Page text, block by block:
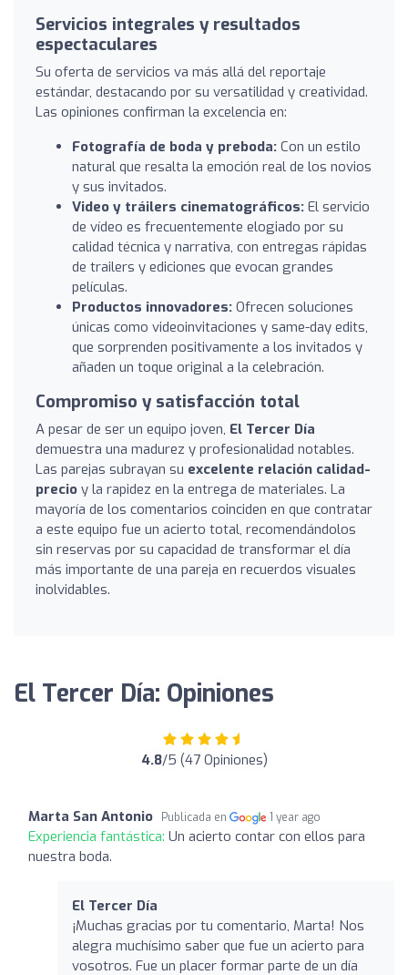
Servicios integrales y resultados
espectaculares
Su oferta de servicios va más allá del reportaje
estándar, destacando por su versatilidad y creatividad.
Las opiniones confirman la excelencia en:
Fotografía de boda y preboda: Con un estilo
natural que resalta la emoción real de los novios
y sus invitados.
Video y tráilers cinematográficos: El servicio
de vídeo es frecuentemente elogiado por su
calidad técnica y narrativa, con entregas rápidas
de trailers y ediciones que evocan grandes
películas.
Productos innovadores: Ofrecen soluciones
únicas como videoinvitaciones y same-day edits,
que sorprenden positivamente a los invitados y
añaden un toque original a la celebración.
Compromiso y satisfacción total
A pesar de ser un equipo joven, El Tercer Día
demuestra una madurez y profesionalidad notables.
Las parejas subrayan su excelente relación calidad-
precio y la rapidez en la entrega de materiales. La
mayoría de los comentarios coinciden en que contratar
a este equipo fue un acierto total, recomendándolos
sin reservas por su capacidad de transformar el día
más importante de una pareja en recuerdos visuales
inolvidables.
El Tercer Día: Opiniones
4.8/5 (47 Opiniones)
Marta San Antonio Publicada en 1 year ago
Experiencia fantástica: Un acierto contar con ellos para
nuestra boda.
El Tercer Día
¡Muchas gracias por tu comentario, Marta! Nos
alegra muchísimo saber que fue un acierto para
vosotros. Fue un placer formar parte de un día